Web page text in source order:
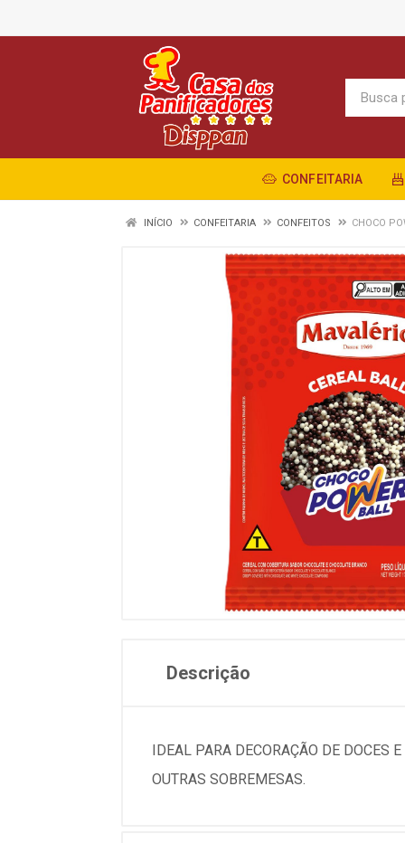
CONFEITARIA
INÍCIO CONFEITARIA CONFEITOS CHOCO
Descrição
IDEAL PARA DECORAÇÃO DE DOCES
OUTRAS SOBREMESAS.